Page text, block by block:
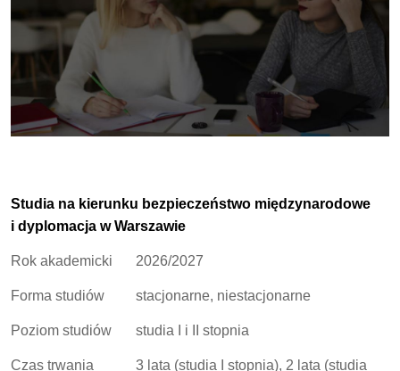
Studia na kierunku bezpieczeństwo międzynarodowe
i dyplomacja w Warszawie
Rok akademicki 2026/2027
Forma studiów stacjonarne, niestacjonarne
Poziom studiów studia I i II stopnia
Czas trwania 3 lata (studia I stopnia), 2 lata (studia